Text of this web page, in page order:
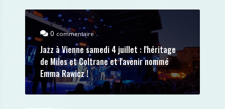
0 commentaire
Jazz à Vienne samedi 4 juillet : l'héritage
de Miles et Coltrane et l'avenir nommé
Emma Rawicz !